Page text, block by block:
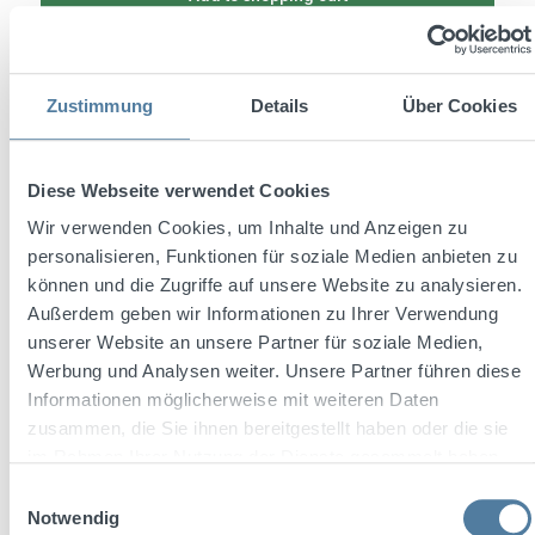
Zustimmung Details Über Cookies
Diese Webseite verwendet Cookies
Wir verwenden Cookies, um Inhalte und Anzeigen zu
personalisieren, Funktionen für soziale Medien anbieten zu
können und die Zugriffe auf unsere Website zu analysieren.
Außerdem geben wir Informationen zu Ihrer Verwendung
unserer Website an unsere Partner für soziale Medien,
Werbung und Analysen weiter. Unsere Partner führen diese
Informationen möglicherweise mit weiteren Daten
zusammen, die Sie ihnen bereitgestellt haben oder die sie
Notwendig
Average rating of 4.5 out of 5 stars
Obstler 1l 38% Vol.